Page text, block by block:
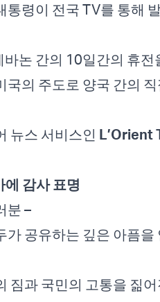
령이 전국 TV를 통해
논 간의 10일간의 휴전
의 주도로 양국 간의
뉴스 서비스인 L’Orient
감사 표명
분 –
공유하는 깊은 아픔을
짐과 국민의 고통을 짊